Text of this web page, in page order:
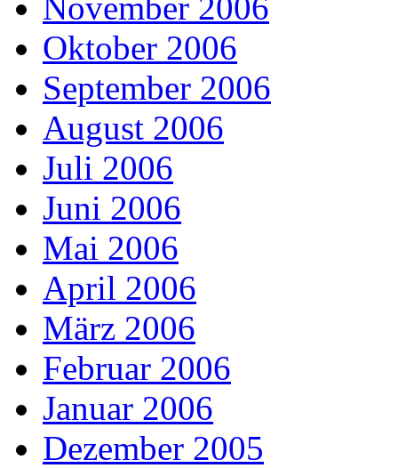
Oktober 2006
September 2006
August 2006
Juli 2006
Juni 2006
Mai 2006
April 2006
März 2006
Februar 2006
Januar 2006
Dezember 2005